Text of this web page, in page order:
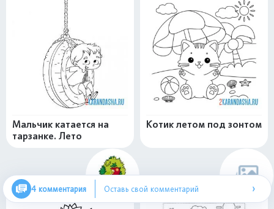
Мальчик катается на
тарзанке. Лето
Котик летом под зонтом
460 510
4 комментария Оставь свой комментарий ›